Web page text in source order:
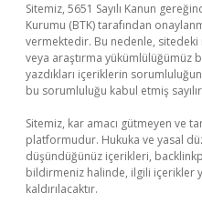
Sitemiz, 5651 Sayılı Kanun
Kurumu (BTK) tarafından
vermektedir. Bu nedenle,
veya araştırma yükümlülüğümüz
yazdıkları içeriklerin
bu sorumluluğu kabul etmiş
Sitemiz, kar amacı gütmeyen ve
platformudur. Hukuka ve yasal
düşündüğünüz içerikleri,
bildirmeniz halinde, ilgili içerikler
kaldırılacaktır.